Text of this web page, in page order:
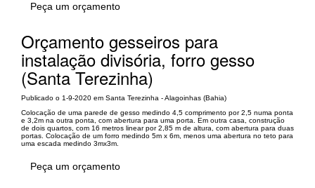
Peça um orçamento
Orçamento gesseiros para
instalação divisória, forro gesso
(Santa Terezinha)
Publicado o 1-9-2020 em Santa Terezinha - Alagoinhas (Bahia)
Colocação de uma parede de gesso medindo 4,5 comprimento por 2,5 numa ponta
e 3,2m na outra ponta, com abertura para uma porta. Em outra casa, construção
de dois quartos, com 16 metros linear por 2,85 m de altura, com abertura para duas
portas. Colocação de um forro medindo 5m x 6m, menos uma abertura no teto para
uma escada medindo 3mx3m.
Peça um orçamento